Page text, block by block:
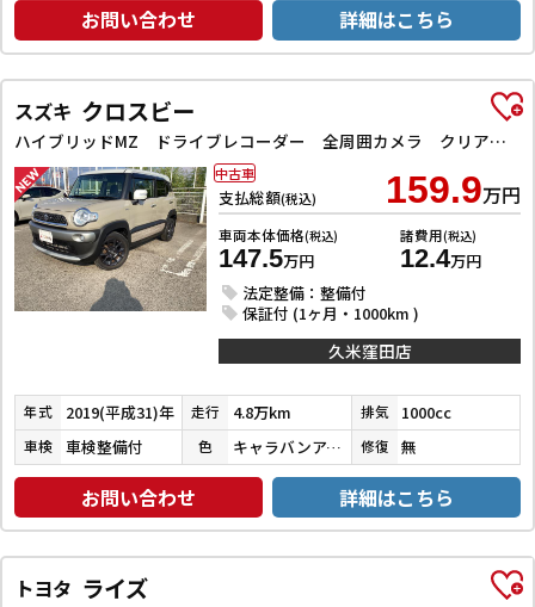
お問い合わせ 詳細はこちら
スズキ クロスビー
ハイブリッドMZ ドライブレコーダー 全周囲カメラ クリアランスソナー オートクルーズコントロール 衝突被害軽減システム ナビ TV LEDヘッドランプ アルミホイール スマートキー 電動格納ミラー シートヒーター
支払総額(税込) 159.9万円
車両本体価格(税込)
147.5万円
諸費用(税込)
12.4万円
法定整備：整備付
保証付 (1ヶ月・1000km )
中古車
久米窪田店
年式 2019(平成31)年 走行 4.8万km 排気 1000cc
車検 車検整備付 色 キャラバンアイボリーパールメタリック／ピュアホワイトパール 修復 無
お問い合わせ 詳細はこちら
トヨタ ライズ